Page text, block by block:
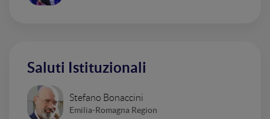
Saluti Istituzionali
Stefano Bonaccini
Emilia-Romagna Region